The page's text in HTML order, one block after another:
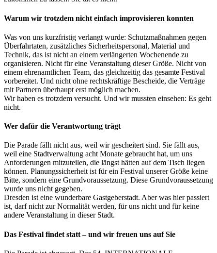
Warum wir trotzdem nicht einfach improvisieren konnten
Was von uns kurzfristig verlangt wurde: Schutzmaßnahmen gegen
Überfahrtaten, zusätzliches Sicherheitspersonal, Material und
Technik, das ist nicht an einem verlängerten Wochenende zu
organisieren. Nicht für eine Veranstaltung dieser Größe. Nicht von
einem ehrenamtlichen Team, das gleichzeitig das gesamte Festival
vorbereitet. Und nicht ohne rechtskräftige Bescheide, die Verträge
mit Partnern überhaupt erst möglich machen.
Wir haben es trotzdem versucht. Und wir mussten einsehen: Es geht
nicht.
Wer dafür die Verantwortung trägt
Die Parade fällt nicht aus, weil wir gescheitert sind. Sie fällt aus,
weil eine Stadtverwaltung acht Monate gebraucht hat, um uns
Anforderungen mitzuteilen, die längst hätten auf dem Tisch liegen
können. Planungssicherheit ist für ein Festival unserer Größe keine
Bitte, sondern eine Grundvoraussetzung. Diese Grundvoraussetzung
wurde uns nicht gegeben.
Dresden ist eine wunderbare Gastgeberstadt. Aber was hier passiert
ist, darf nicht zur Normalität werden, für uns nicht und für keine
andere Veranstaltung in dieser Stadt.
Das Festival findet statt – und wir freuen uns auf Sie